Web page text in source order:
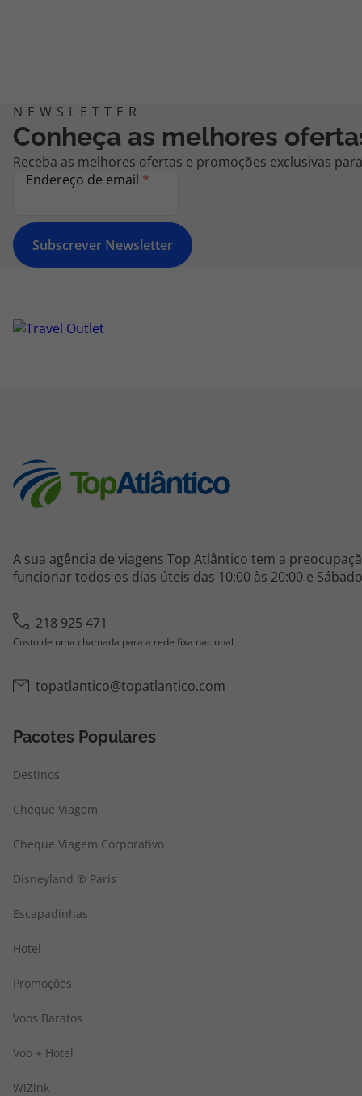
Conheça as melhores
Receba as melhores ofertas e promoções exclusivas
Endereço de email *
Subscrever Newsletter
A sua agência de viagens Top Atlântico tem a
funcionar todos os dias úteis das 10:00 às 20:00 e
218 925 471
Custo de uma chamada para a rede fixa nacional
topatlantico@topatlantico.com
Pacotes Populares
Destinos
Cheque Viagem
Cheque Viagem Corporativo
Disneyland ® Paris
Escapadinhas
Hotel
Promoções
Voos Baratos
Voo + Hotel
WiZink